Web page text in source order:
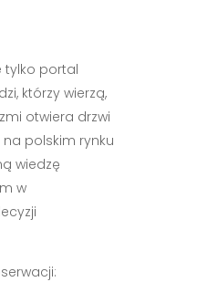
portal
którzy wierzą,
otwiera drzwi
na polskim rynku
wiedzę
w